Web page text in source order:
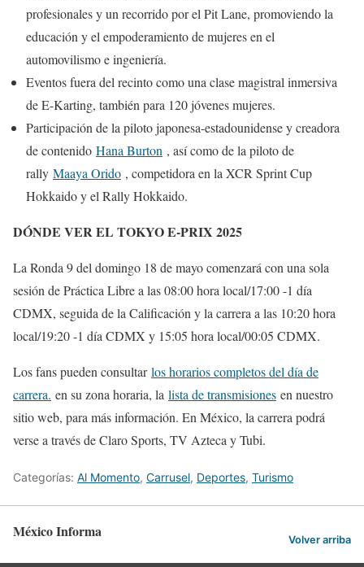
profesionales y un recorrido por el Pit Lane, promoviendo la
educación y el empoderamiento de mujeres en el
automovilismo e ingeniería.
Eventos fuera del recinto como una clase magistral inmersiva
de E-Karting, también para 120 jóvenes mujeres.
Participación de la piloto japonesa-estadounidense y creadora
de contenido Hana Burton , así como de la piloto de
rally Maaya Orido , competidora en la XCR Sprint Cup
Hokkaido y el Rally Hokkaido.
DÓNDE VER EL TOKYO E-PRIX 2025
La Ronda 9 del domingo 18 de mayo comenzará con una sola
sesión de Práctica Libre a las 08:00 hora local/17:00 -1 día
CDMX, seguida de la Calificación y la carrera a las 10:20 hora
local/19:20 -1 día CDMX y 15:05 hora local/00:05 CDMX.
Los fans pueden consultarlos horarios completos del día de
carrera. en su zona horaria, la lista de transmisiones en nuestro
sitio web, para más información. En México, la carrera podrá
verse a través de Claro Sports, TV Azteca y Tubi.
Categorías: Al Momento, Carrusel, Deportes, Turismo
México Informa Volver arriba